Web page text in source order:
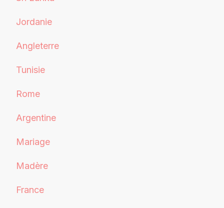
Jordanie
Angleterre
Tunisie
Rome
Argentine
Mariage
Madère
France